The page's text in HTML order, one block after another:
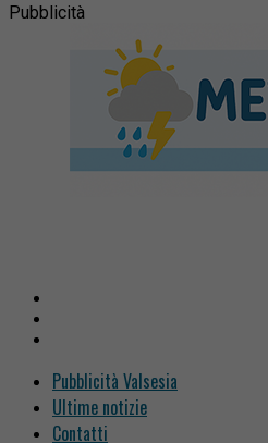
Pubblicità
Pubblicità Valsesia
Ultime notizie
Contatti